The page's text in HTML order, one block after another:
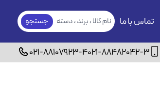
تماس با ما
نام کالا ، برند ، دسته
بندی
جستجو
021-88482042-3
021-88107923-4